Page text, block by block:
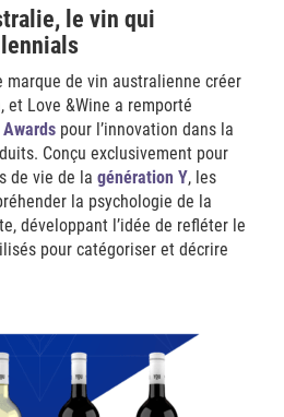
le vin qui
marque de vin australienne créer
et Love &Wine a remporté
pour l’innovation dans la
Conçu exclusivement pour
de vie de la génération Y, les
la psychologie de la
développant l’idée de refléter le
pour catégoriser et décrire